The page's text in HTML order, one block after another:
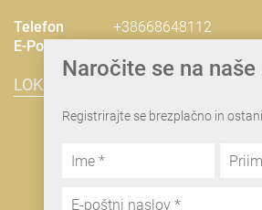
Telefon
+38668648112
E-Pošta
LOKACIJA & NAČRT POTI
Naročite se na
Registrirajte se brezplačno in